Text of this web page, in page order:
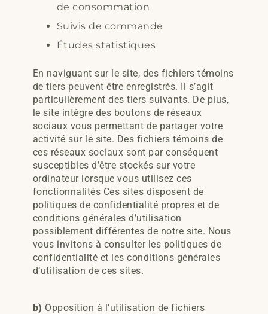
de consommation
Suivis de commande
Études statistiques
En naviguant sur le site, des fichiers témoins
de tiers peuvent être enregistrés. Il s’agit
particulièrement des tiers suivants. De plus,
le site intègre des boutons de réseaux
sociaux vous permettant de partager votre
activité sur le site. Des fichiers témoins de
ces réseaux sociaux sont par conséquent
susceptibles d’être stockés sur votre
ordinateur lorsque vous utilisez ces
fonctionnalités Ces sites disposent de
politiques de confidentialité propres et de
conditions générales d’utilisation
possiblement différentes de notre site. Nous
vous invitons à consulter les politiques de
confidentialité et les conditions générales
d’utilisation de ces sites.
b) Opposition à l’utilisation de fichiers